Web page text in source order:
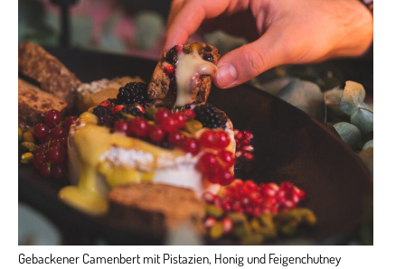
Gebackener Camenbert mit Pistazien, Honig und Feigenchutney